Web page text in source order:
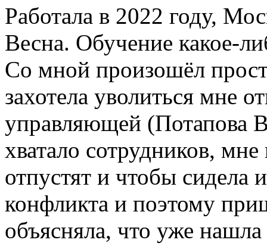
Работала в 2022 году,
Весна. Обучение какое-
Со мной произошёл
захотела уволиться мне
управляющей (Потапова
хватало сотрудников,
отпустят и чтобы сидела
конфликта и поэтому
объясняла, что уже